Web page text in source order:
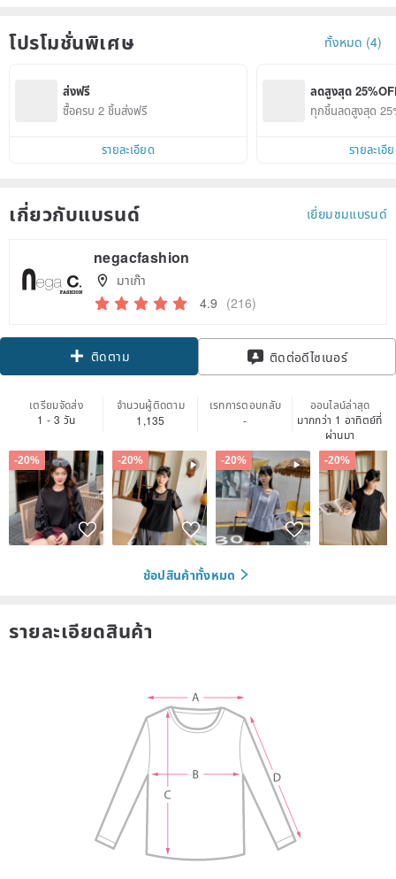
โปรโมชั่นพิเศษ ทั้งหมด (4)
ส่งฟรี
ซื้อครบ 2 ชิ้นส่งฟรี
รายละเอียด
ลดสูงสุด
ทุกชิ้นลดสูงสุด
รายละเอี
เกี่ยวกับแบรนด์ เยี่ยมชมแบรนด์
negacfashion
มาเก๊า
4.9 (216)
ติดตาม ติดต่อดีไซเนอร์
เตรียมจัดส่ง
1 - 3 วัน
จำนวนผู้ติดตาม
1,135
เรทการตอบกลับ
-
ออนไลน์ล่าสุด
มากกว่า 1 อาทิตย์ที่
ผ่านมา
-20% -20% -20% -20%
ช้อปสินค้าทั้งหมด
รายละเอียดสินค้า